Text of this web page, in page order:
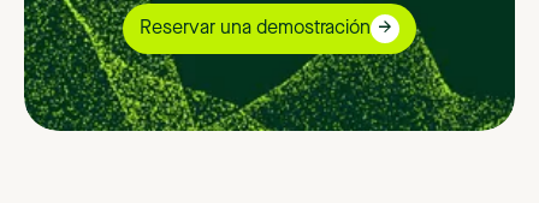
Reservar una demostración